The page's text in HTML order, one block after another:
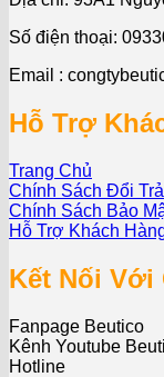
Số điện thoại:
Email :
Hỗ Trợ
Trang Chủ
Chính Sách Đổi Trả
Chính Sách Bảo
Hỗ Trợ Khách
Kết Nối Với
Fanpage Beutico
Kênh Youtube
Hotline